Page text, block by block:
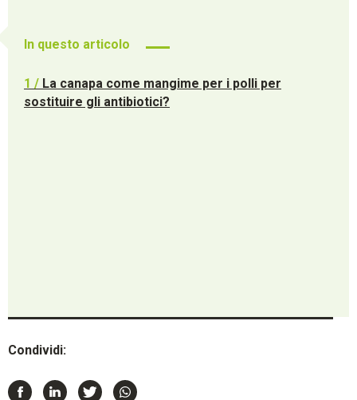
In questo articolo
1 / La canapa come mangime per i polli per
sostituire gli antibiotici?
Condividi: